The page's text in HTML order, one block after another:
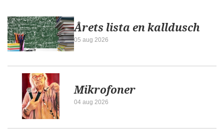
Årets lista en kalldusch
05 aug 2026
Mikrofoner
04 aug 2026